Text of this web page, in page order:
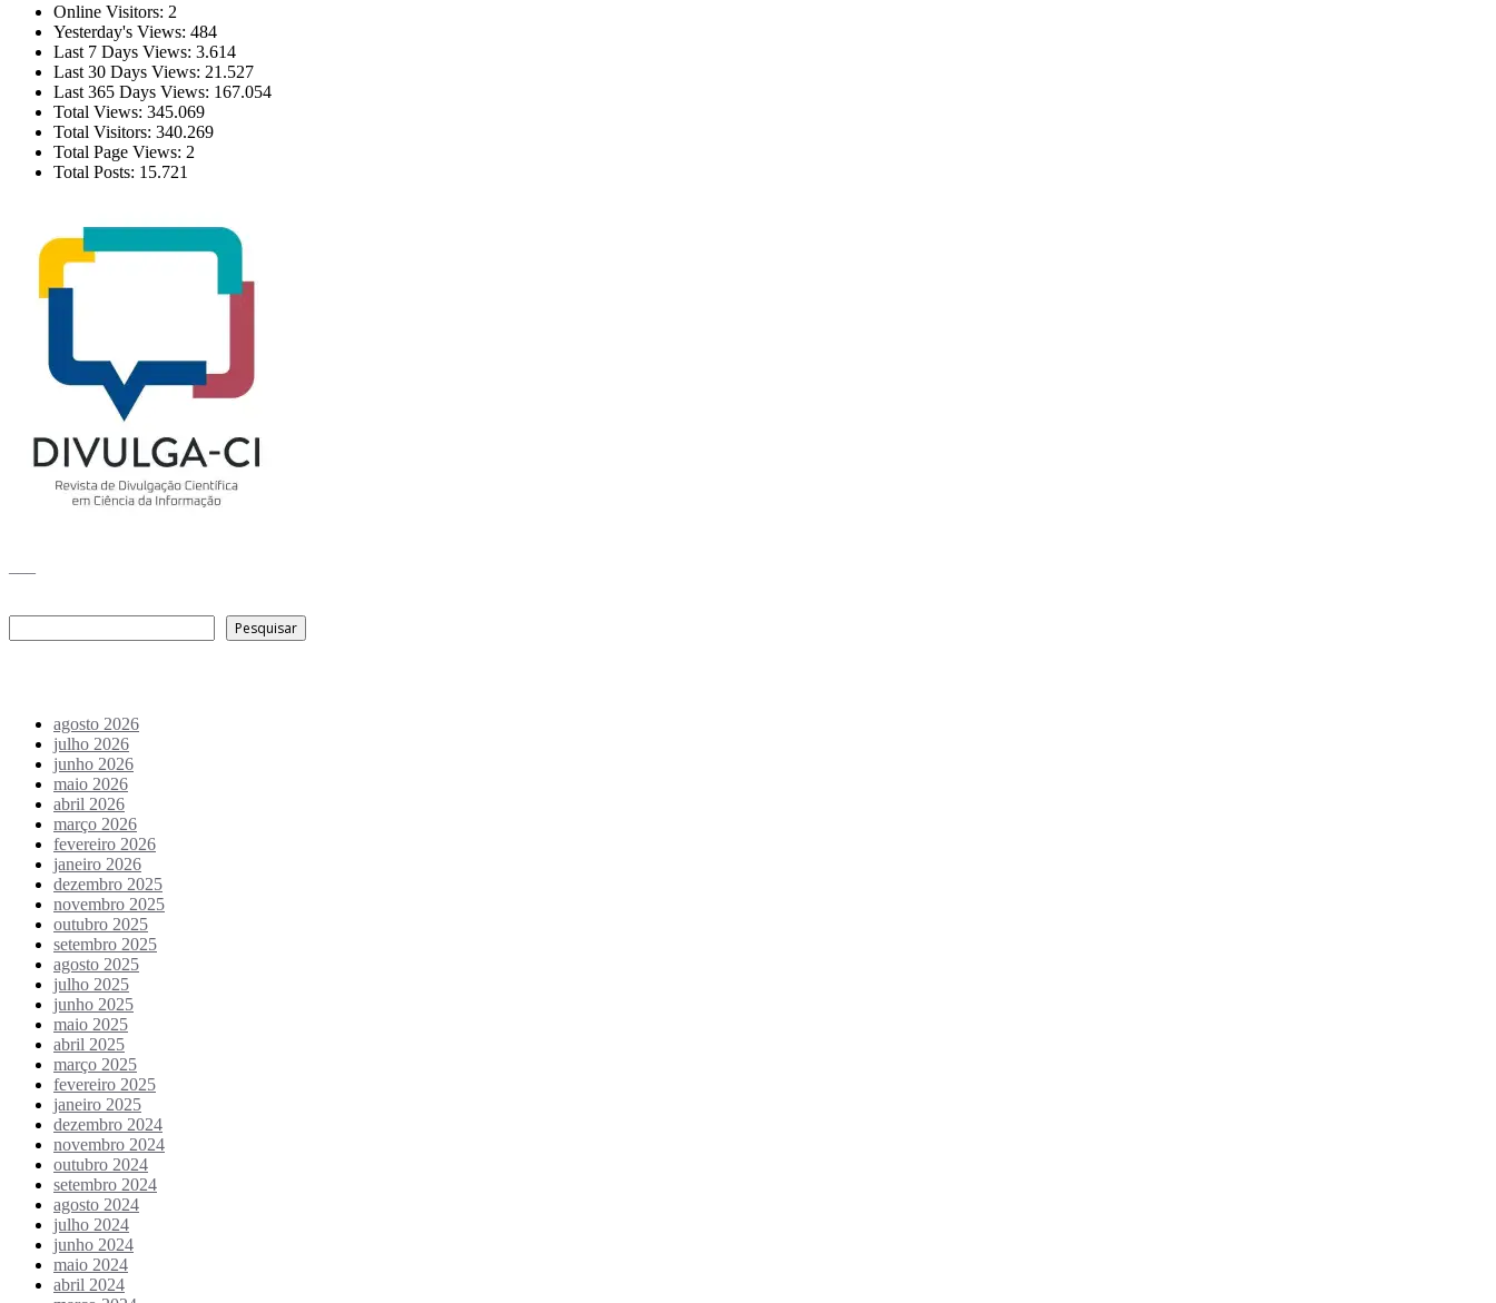
Online Visitors: 2
Yesterday's Views: 484
Last 7 Days Views: 3.614
Last 30 Days Views: 21.527
Last 365 Days Views: 167.054
Total Views: 345.069
Total Visitors: 340.269
Total Page Views: 2
Total Posts: 15.721
Pesquisar
agosto 2026
julho 2026
junho 2026
maio 2026
abril 2026
março 2026
fevereiro 2026
janeiro 2026
dezembro 2025
novembro 2025
outubro 2025
setembro 2025
agosto 2025
julho 2025
junho 2025
maio 2025
abril 2025
março 2025
fevereiro 2025
janeiro 2025
dezembro 2024
novembro 2024
outubro 2024
setembro 2024
agosto 2024
julho 2024
junho 2024
maio 2024
abril 2024